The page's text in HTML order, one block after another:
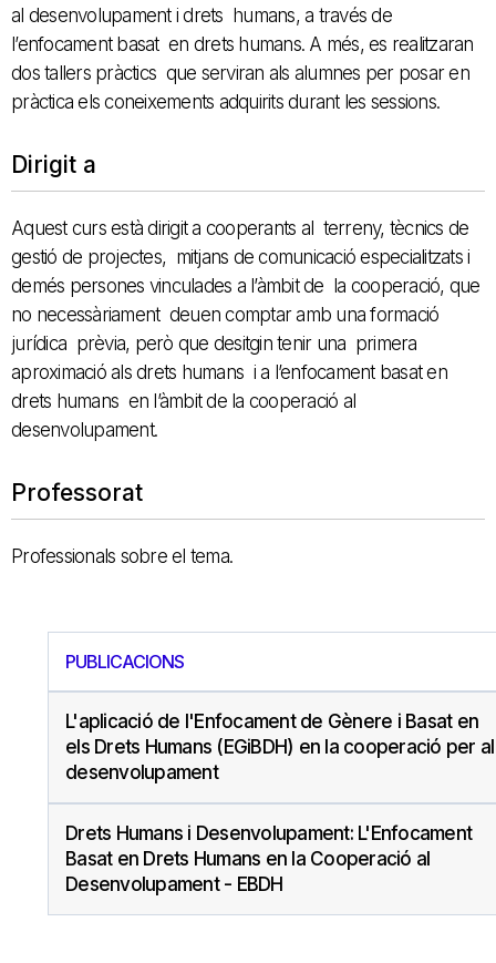
al desenvolupament i drets humans, a través de
l’enfocament basat en drets humans. A més, es realitzaran
dos tallers pràctics que serviran als alumnes per posar en
pràctica els coneixements adquirits durant les sessions.
Dirigit a
Aquest curs està dirigit a cooperants al terreny, tècnics de
gestió de projectes, mitjans de comunicació especialitzats i
demés persones vinculades a l’àmbit de la cooperació, que
no necessàriament deuen comptar amb una formació
jurídica prèvia, però que desitgin tenir una primera
aproximació als drets humans i a l’enfocament basat en
drets humans en l’àmbit de la cooperació al
desenvolupament.
Professorat
Professionals sobre el tema.
PUBLICACIONS
L'aplicació de l'Enfocament de Gènere i Basat en
els Drets Humans (EGiBDH) en la cooperació per al
desenvolupament
Drets Humans i Desenvolupament: L'Enfocament
Basat en Drets Humans en la Cooperació al
Desenvolupament - EBDH